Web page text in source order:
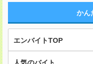
かん
エンバイトTOP